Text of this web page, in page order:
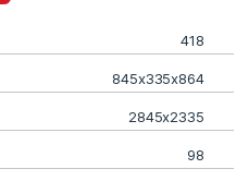
418
845х335х864
2845х2335
98